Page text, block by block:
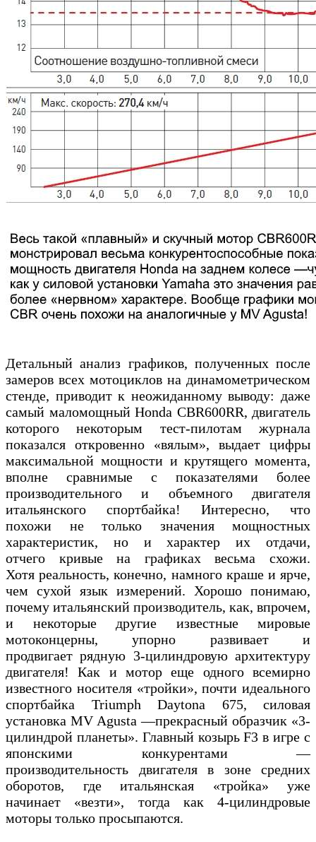
Детальный анализ графиков, полученных после
замеров всех мотоциклов на динамометрическом
стенде, приводит к неожиданному выводу: даже
самый маломощный Honda CBR600RR, двигатель
которого некоторым тест-пилотам журнала
показался откровенно «вялым», выдает цифры
максимальной мощности и крутящего момента,
вполне сравнимые с показателями более
производительного и объемного двигателя
итальянского спортбайка! Интересно, что
похожи не только значения мощностных
характеристик, но и характер их отдачи,
отчего кривые на графиках весьма схожи.
Хотя реальность, конечно, намного краше и ярче,
чем сухой язык измерений. Хорошо понимаю,
почему итальянский производитель, как, впрочем,
и некоторые другие известные мировые
мотоконцерны, упорно развивает и
продвигает рядную 3-цилиндровую архитектуру
двигателя! Как и мотор еще одного всемирно
известного носителя «тройки», почти идеального
спортбайка Triumph Daytona 675, силовая
установка MV Agusta —прекрасный образчик «3-
цилиндрой планеты». Главный козырь F3 в игре с
японскими конкурентами —
производительность двигателя в зоне средних
оборотов, где итальянская «тройка» уже
начинает «везти», тогда как 4-цилиндровые
моторы только просыпаются.